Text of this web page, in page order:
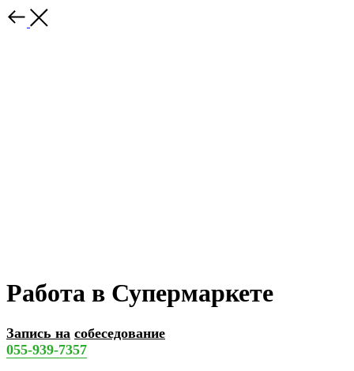
Работа в Супермаркете
Запись на собеседование
055-939-7357